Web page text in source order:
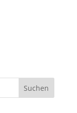
Suchen